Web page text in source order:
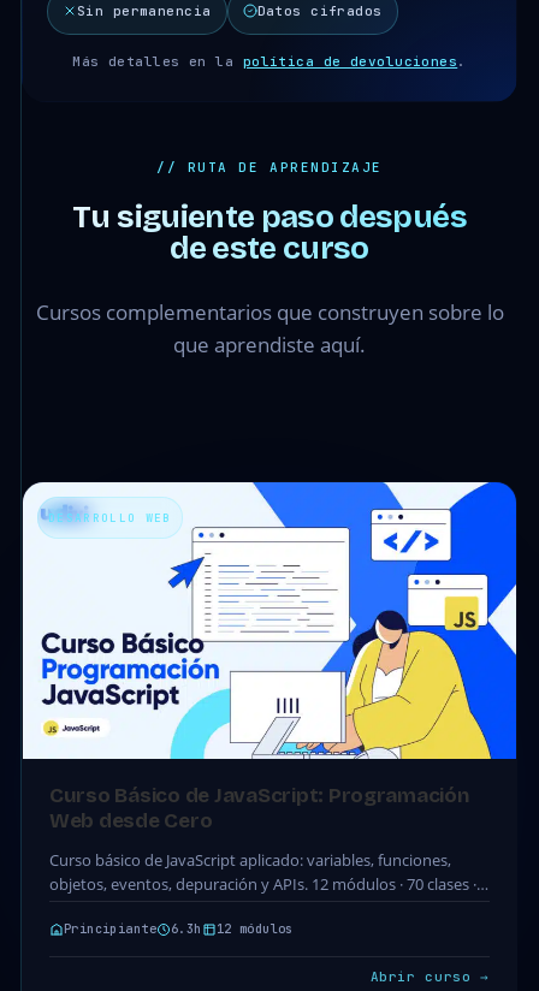
Sin permanencia Datos cifrados
Más detalles en la política de devoluciones .
// RUTA DE APRENDIZAJE
Tu siguiente paso después
de este curso
Cursos complementarios que construyen sobre lo
que aprendiste aquí.
DESARROLLO WEB
Curso Básico de JavaScript: Programación
Web desde Cero
Curso básico de JavaScript aplicado: variables, funciones,
objetos, eventos, depuración y APIs. 12 módulos · 70 clases ·
6.3h. Acceso completo incluido en tu…
Principiante 6.3h 12 módulos
Abrir curso →